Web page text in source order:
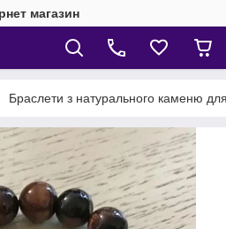
магазин
Браслети з натурального каменю